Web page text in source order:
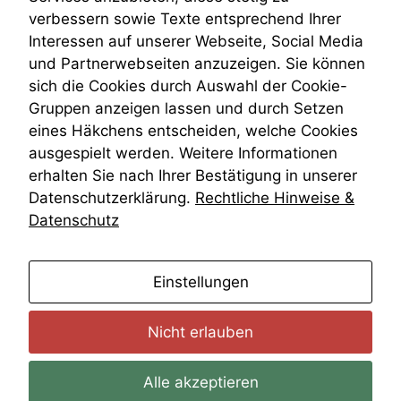
VRK
Wiederherstellungsanordnung
Zivilprozessordnung
ZPO
Zustellfiktion
Zuständigkeit
Öffentliches Personalrecht
Öffentlichkeitsprinzip
verbessern sowie Texte entsprechend Ihrer
Interessen auf unserer Webseite, Social Media
und Partnerwebseiten anzuzeigen. Sie können
sich die Cookies durch Auswahl der Cookie-
Gruppen anzeigen lassen und durch Setzen
eines Häkchens entscheiden, welche Cookies
ausgespielt werden. Weitere Informationen
erhalten Sie nach Ihrer Bestätigung in unserer
Datenschutzerklärung. Rechtliche Hinweise &
Datenschutz
Einstellungen
Nicht erlauben
Alle akzeptieren
Daten auf.
Funktionalität
Einige
Funktionen auf
dieser Website
sind optional.
Wenn Sie
diese Option
deaktivieren,
funktionieren.
Marketing
anonyme Daten ab,
um interne